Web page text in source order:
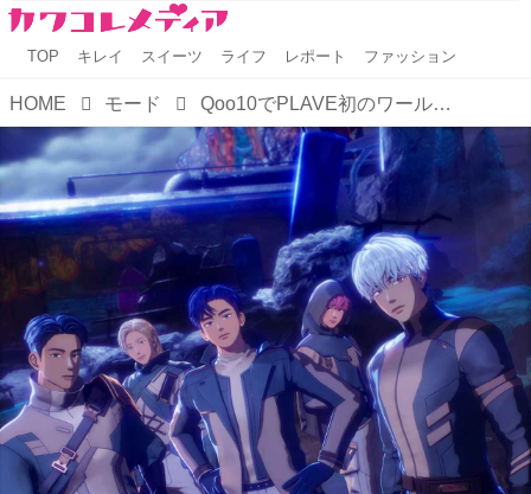
TOP キレイ スイーツ ライフ レポート ファッション
HOME モード Qoo10でPLAVE初のワールドツアー日本公演ファンクラブ先行チケットを独占販売開始です